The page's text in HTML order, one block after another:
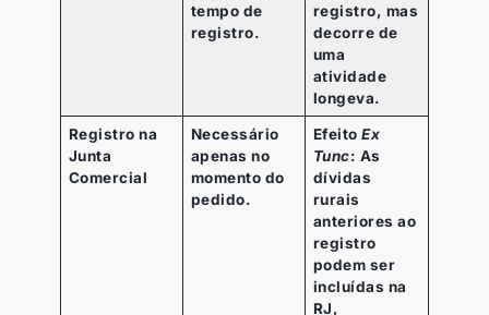
tempo de
registro.
registro, mas
decorre de
uma
atividade
longeva.
Registro na
Junta
Comercial
Necessário
apenas no
momento do
pedido.
EfeitoEx
Tunc: As
dívidas
rurais
anteriores ao
registro
podem ser
incluídas na
RJ,